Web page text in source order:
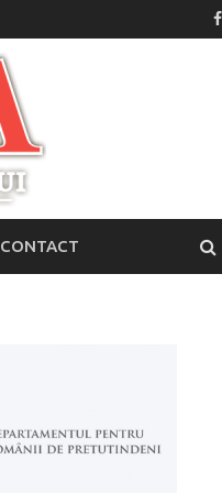
CONTACT